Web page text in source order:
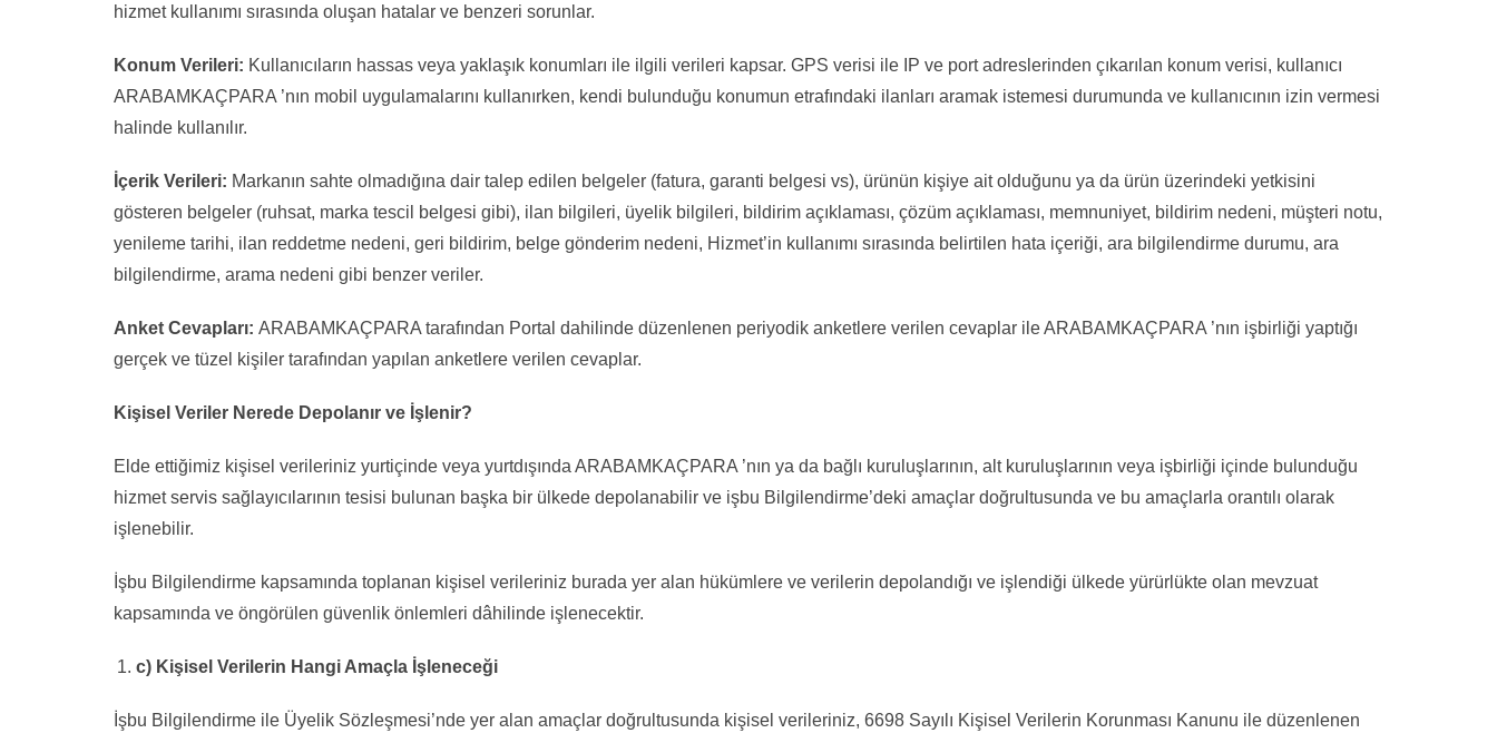
hizmet kullanımı sırasında oluşan hatalar ve benzeri sorunlar.
Konum Verileri: Kullanıcıların hassas veya yaklaşık konumları ile ilgili verileri kapsar. GPS verisi ile IP ve port adreslerinden çıkarılan konum verisi, kullanıcı
ARABAMKAÇPARA ’nın mobil uygulamalarını kullanırken, kendi bulunduğu konumun etrafındaki ilanları aramak istemesi durumunda ve kullanıcının izin vermesi
halinde kullanılır.
İçerik Verileri: Markanın sahte olmadığına dair talep edilen belgeler (fatura, garanti belgesi vs), ürünün kişiye ait olduğunu ya da ürün üzerindeki yetkisini
gösteren belgeler (ruhsat, marka tescil belgesi gibi), ilan bilgileri, üyelik bilgileri, bildirim açıklaması, çözüm açıklaması, memnuniyet, bildirim nedeni, müşteri notu,
yenileme tarihi, ilan reddetme nedeni, geri bildirim, belge gönderim nedeni, Hizmet’in kullanımı sırasında belirtilen hata içeriği, ara bilgilendirme durumu, ara
bilgilendirme, arama nedeni gibi benzer veriler.
Anket Cevapları: ARABAMKAÇPARA tarafından Portal dahilinde düzenlenen periyodik anketlere verilen cevaplar ile ARABAMKAÇPARA ’nın işbirliği yaptığı
gerçek ve tüzel kişiler tarafından yapılan anketlere verilen cevaplar.
Kişisel Veriler Nerede Depolanır ve İşlenir?
Elde ettiğimiz kişisel verileriniz yurtiçinde veya yurtdışında ARABAMKAÇPARA ’nın ya da bağlı kuruluşlarının, alt kuruluşlarının veya işbirliği içinde bulunduğu
hizmet servis sağlayıcılarının tesisi bulunan başka bir ülkede depolanabilir ve işbu Bilgilendirme’deki amaçlar doğrultusunda ve bu amaçlarla orantılı olarak
işlenebilir.
İşbu Bilgilendirme kapsamında toplanan kişisel verileriniz burada yer alan hükümlere ve verilerin depolandığı ve işlendiği ülkede yürürlükte olan mevzuat
kapsamında ve öngörülen güvenlik önlemleri dâhilinde işlenecektir.
c) Kişisel Verilerin Hangi Amaçla İşleneceği
İşbu Bilgilendirme ile Üyelik Sözleşmesi’nde yer alan amaçlar doğrultusunda kişisel verileriniz, 6698 Sayılı Kişisel Verilerin Korunması Kanunu ile düzenlenen